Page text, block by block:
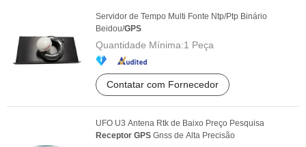
Servidor de Tempo Multi Fonte Ntp/Ptp Binário
Beidou/GPS
Quantidade Mínima:1 Peça
Contatar com Fornecedor
UFO U3 Antena Rtk de Baixo Preço Pesquisa
Receptor GPS Gnss de Alta Precisão